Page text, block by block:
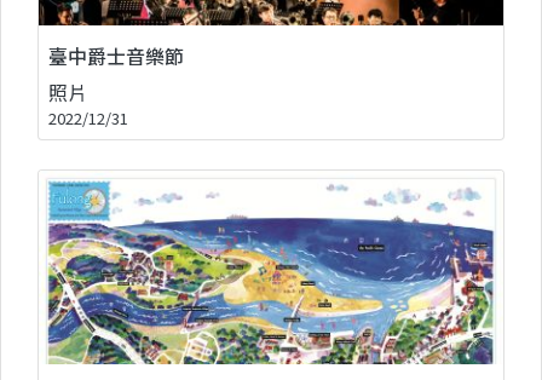
臺中爵士音樂節
照片
2022/12/31